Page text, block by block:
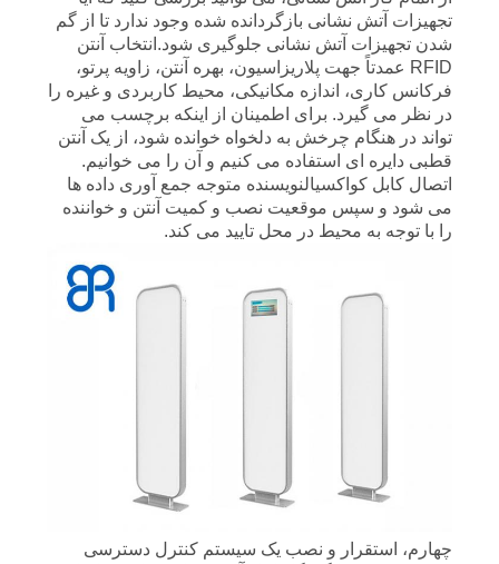
تجهیزات آتش نشانی بازگردانده شده وجود ندارد تا از گم
شدن تجهیزات آتش نشانی جلوگیری شود.انتخاب آنتن
RFID عمدتاً جهت پلاریزاسیون، بهره آنتن، زاویه پرتو،
فرکانس کاری، اندازه مکانیکی، محیط کاربردی و غیره را
در نظر می گیرد. برای اطمینان از اینکه برچسب می
تواند در هنگام چرخش به دلخواه خوانده شود، از یک آنتن
قطبی دایره ای استفاده می کنیم و آن را می خوانیم.
اتصال کابل کواکسیالنویسنده متوجه جمع آوری داده ها
می شود و سپس موقعیت نصب و کمیت آنتن و خواننده
را با توجه به محیط در محل تایید می کند.
چهارم، استقرار و نصب یک سیستم کنترل دسترسی